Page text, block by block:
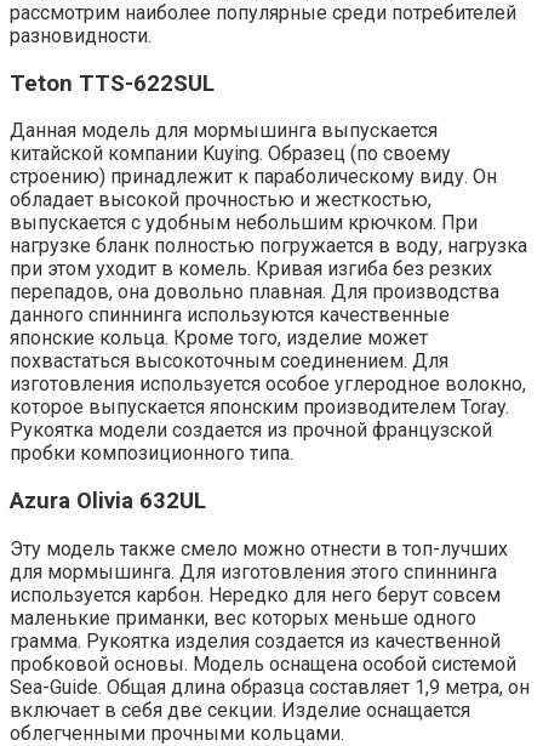
рассмотрим наиболее популярные среди потребителей
разновидности.
Teton TTS-622SUL
Данная модель для мормышинга выпускается
китайской компании Kuying. Образец (по своему
строению) принадлежит к параболическому виду. Он
обладает высокой прочностью и жесткостью,
выпускается с удобным небольшим крючком. При
нагрузке бланк полностью погружается в воду, нагрузка
при этом уходит в комель. Кривая изгиба без резких
перепадов, она довольно плавная. Для производства
данного спиннинга используются качественные
японские кольца. Кроме того, изделие может
похвастаться высокоточным соединением. Для
изготовления используется особое углеродное волокно,
которое выпускается японским производителем Toray.
Рукоятка модели создается из прочной французской
пробки композиционного типа.
Azura Olivia 632UL
Эту модель также смело можно отнести в топ-лучших
для мормышинга. Для изготовления этого спиннинга
используется карбон. Нередко для него берут совсем
маленькие приманки, вес которых меньше одного
грамма. Рукоятка изделия создается из качественной
пробковой основы. Модель оснащена особой системой
Sea-Guide. Общая длина образца составляет 1,9 метра, он
включает в себя две секции. Изделие оснащается
облегченными прочными кольцами.